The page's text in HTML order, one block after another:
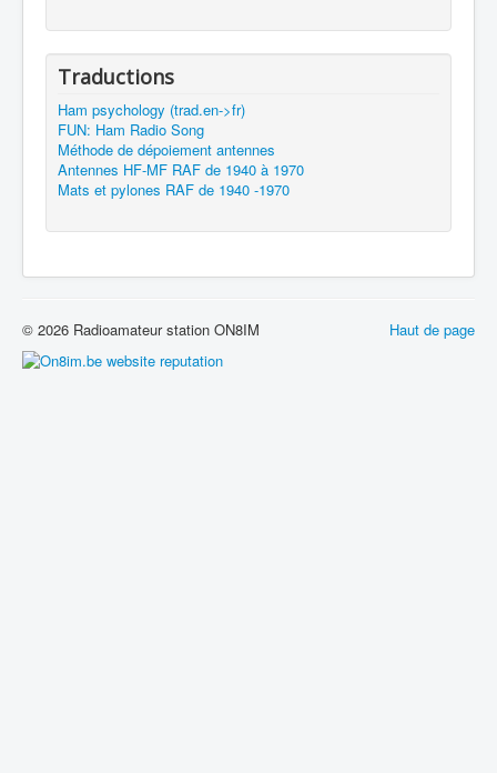
Traductions
Ham psychology (trad.en->fr)
FUN: Ham Radio Song
Méthode de dépoiement antennes
Antennes HF-MF RAF de 1940 à 1970
Mats et pylones RAF de 1940 -1970
Haut de page
© 2026 Radioamateur station ON8IM